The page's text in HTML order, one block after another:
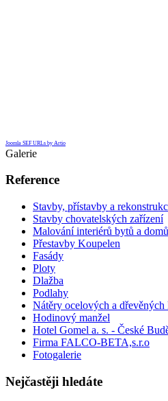
Joomla SEF URLs by Artio
Galerie
Reference
Stavby, přístavby a
Stavby chovatelských zařízení
Malování interiérů bytů a domů
Přestavby Koupelen
Fasády
Ploty
Dlažba
Podlahy
Nátěry ocelových a
Hodinový manžel
Hotel Gomel a. s. - České
Firma FALCO-BETA,s.r.o
Fotogalerie
Nejčastěji hledáte